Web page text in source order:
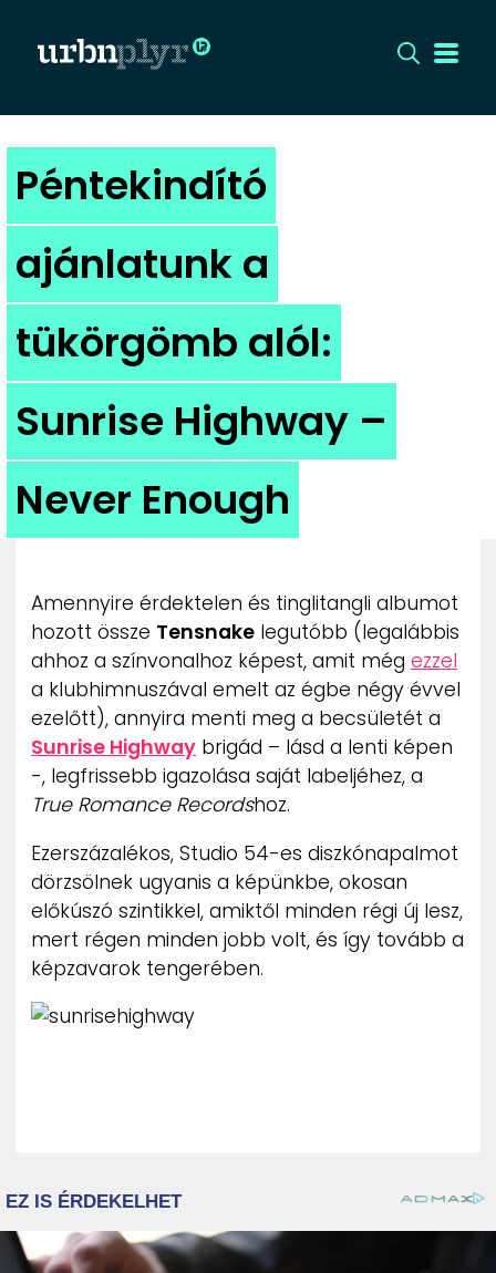
CÍMLAP
DIZÁJN
DIVAT
HIP
KULT
UTCA
ZENE
IMPRESSZUM
PR-ARCHÍVUM
ADATKEZELÉSI TÁJÉKOZTATÓ
Péntekindító
ajánlatunk a
tükörgömb alól:
Sunrise Highway –
Never Enough
Amennyire érdektelen és tinglitangli albumot
hozott össze Tensnake legutóbb (legalábbis
ahhoz a színvonalhoz képest, amit még ezzel
a klubhimnuszával emelt az égbe négy évvel
ezelőtt), annyira menti meg a becsületét a
Sunrise Highway brigád – lásd a lenti képen
-, legfrissebb igazolása saját labeljéhez, a
True Romance Recordshoz.
Ezerszázalékos, Studio 54-es diszkónapalmot
dörzsölnek ugyanis a képünkbe, okosan
előkúszó szintikkel, amiktől minden régi új lesz,
mert régen minden jobb volt, és így tovább a
képzavarok tengerében.